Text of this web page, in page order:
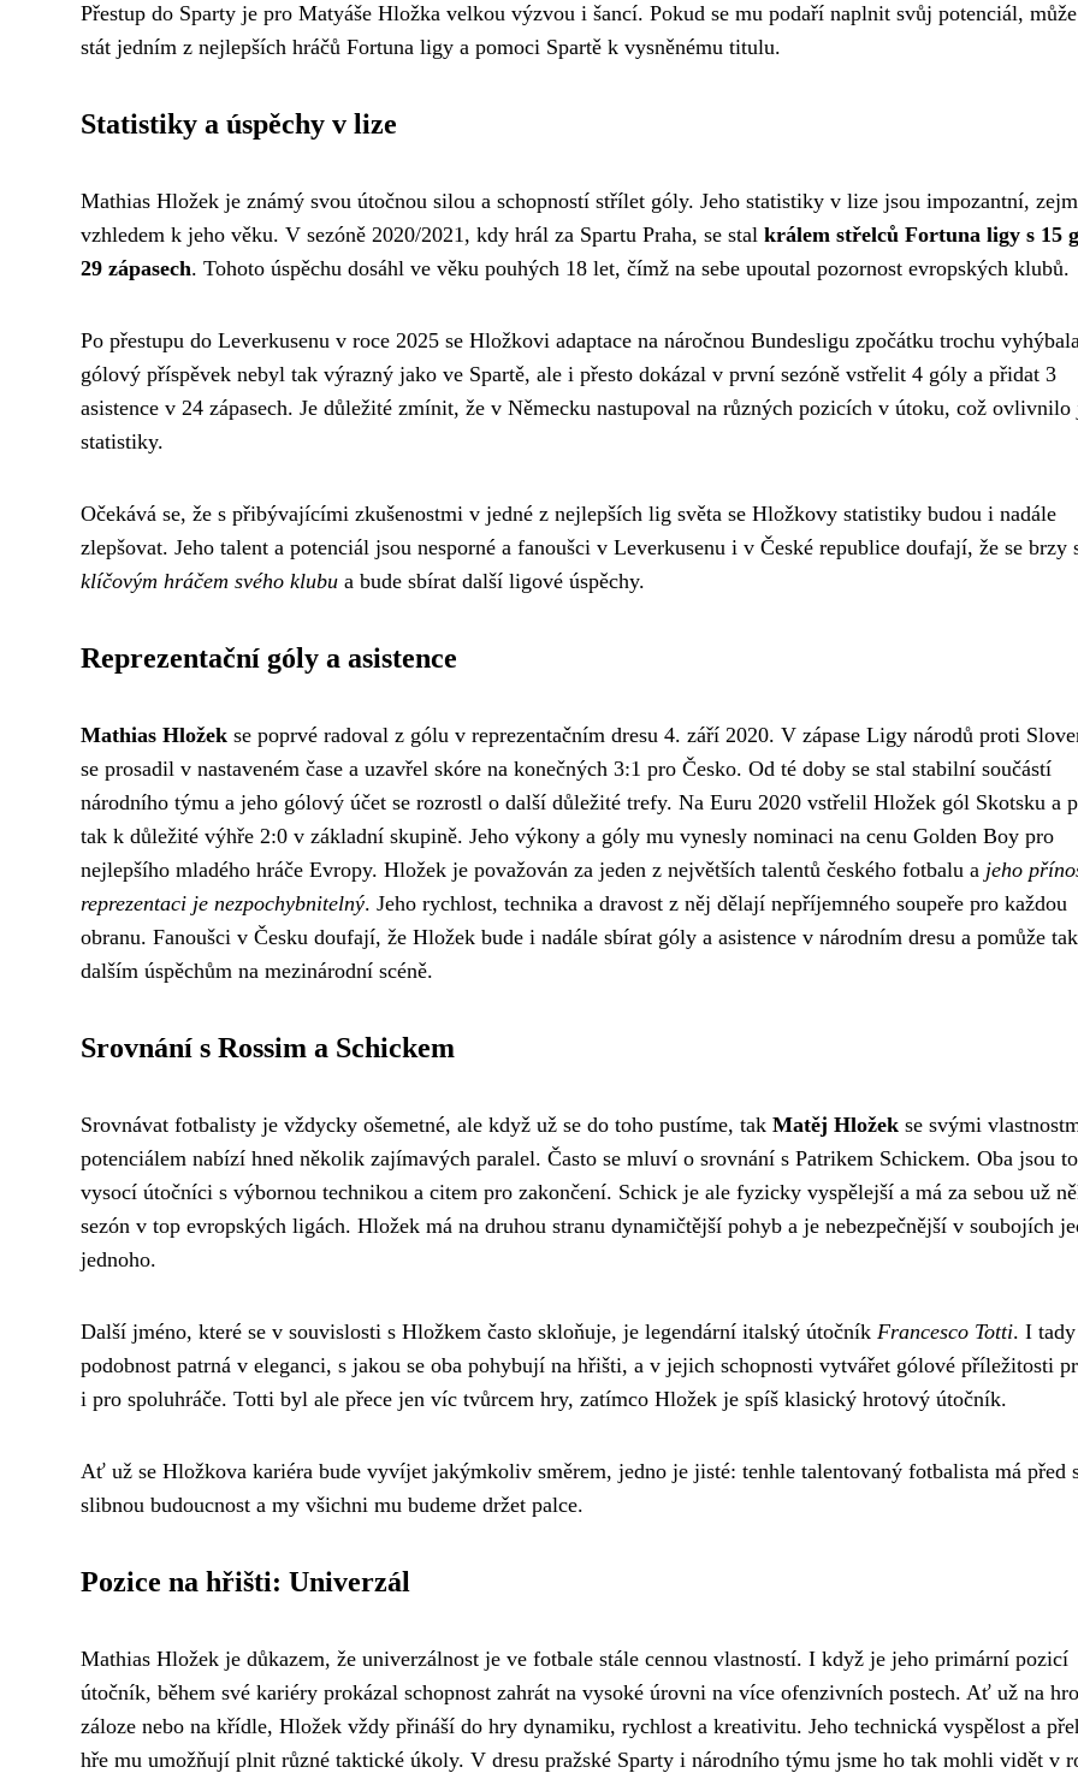
Přestup do Sparty je pro Matyáše Hložka velkou výzvou i šancí. Pokud se mu podaří naplnit svůj potenciál,
stát jedním z nejlepších hráčů Fortuna ligy a pomoci Spartě k vysněnému titulu.
Statistiky a úspěchy v lize
Mathias Hložek je známý svou útočnou silou a schopností střílet góly. Jeho statistiky v lize jsou impozantní,
vzhledem k jeho věku. V sezóně 2020/2021, kdy hrál za Spartu Praha, se stal králem střelců Fortuna ligy s 15
29 zápasech. Tohoto úspěchu dosáhl ve věku pouhých 18 let, čímž na sebe upoutal pozornost evropských klubů.
Po přestupu do Leverkusenu v roce 2025 se Hložkovi adaptace na náročnou Bundesligu zpočátku trochu
gólový příspěvek nebyl tak výrazný jako ve Spartě, ale i přesto dokázal v první sezóně vstřelit 4 góly a přidat 3
asistence v 24 zápasech. Je důležité zmínit, že v Německu nastupoval na různých pozicích v útoku, což ovlivnilo
statistiky.
Očekává se, že s přibývajícími zkušenostmi v jedné z nejlepších lig světa se Hložkovy statistiky budou i nadále
zlepšovat. Jeho talent a potenciál jsou nesporné a fanoušci v Leverkusenu i v České republice doufají, že se brzy
klíčovým hráčem svého klubu a bude sbírat další ligové úspěchy.
Reprezentační góly a asistence
Mathias Hložek se poprvé radoval z gólu v reprezentačním dresu 4. září 2020. V zápase Ligy národů proti
se prosadil v nastaveném čase a uzavřel skóre na konečných 3:1 pro Česko. Od té doby se stal stabilní součástí
národního týmu a jeho gólový účet se rozrostl o další důležité trefy. Na Euru 2020 vstřelil Hložek gól Skotsku a
tak k důležité výhře 2:0 v základní skupině. Jeho výkony a góly mu vynesly nominaci na cenu Golden Boy pro
nejlepšího mladého hráče Evropy. Hložek je považován za jeden z největších talentů českého fotbalu a jeho
reprezentaci je nezpochybnitelný. Jeho rychlost, technika a dravost z něj dělají nepříjemného soupeře pro každou
obranu. Fanoušci v Česku doufají, že Hložek bude i nadále sbírat góly a asistence v národním dresu a pomůže
dalším úspěchům na mezinárodní scéně.
Srovnání s Rossim a Schickem
Srovnávat fotbalisty je vždycky ošemetné, ale když už se do toho pustíme, tak Matěj Hložek se svými
potenciálem nabízí hned několik zajímavých paralel. Často se mluví o srovnání s Patrikem Schickem. Oba jsou to
vysocí útočníci s výbornou technikou a citem pro zakončení. Schick je ale fyzicky vyspělejší a má za sebou už
sezón v top evropských ligách. Hložek má na druhou stranu dynamičtější pohyb a je nebezpečnější v soubojích
jednoho.
Další jméno, které se v souvislosti s Hložkem často skloňuje, je legendární italský útočník Francesco Totti. I
podobnost patrná v eleganci, s jakou se oba pohybují na hřišti, a v jejich schopnosti vytvářet gólové příležitosti
i pro spoluhráče. Totti byl ale přece jen víc tvůrcem hry, zatímco Hložek je spíš klasický hrotový útočník.
Ať už se Hložkova kariéra bude vyvíjet jakýmkoliv směrem, jedno je jisté: tenhle talentovaný fotbalista má před
slibnou budoucnost a my všichni mu budeme držet palce.
Pozice na hřišti: Univerzál
Mathias Hložek je důkazem, že univerzálnost je ve fotbale stále cennou vlastností. I když je jeho primární pozicí
útočník, během své kariéry prokázal schopnost zahrát na vysoké úrovni na více ofenzivních postech. Ať už na
záloze nebo na křídle, Hložek vždy přináší do hry dynamiku, rychlost a kreativitu. Jeho technická vyspělost a
hře mu umožňují plnit různé taktické úkoly. V dresu pražské Sparty i národního týmu jsme ho tak mohli vidět v